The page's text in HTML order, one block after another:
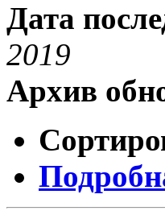
Дата
2019
Архив